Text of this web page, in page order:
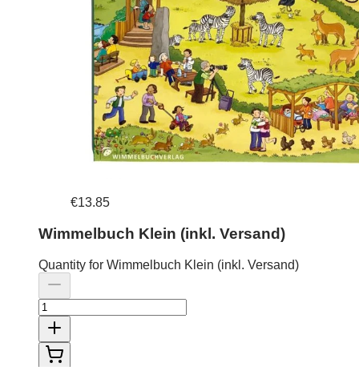
€13.85
Wimmelbuch Klein (inkl. Versand)
Quantity for Wimmelbuch Klein (inkl. Versand)